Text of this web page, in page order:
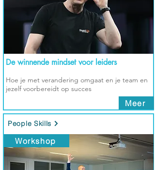
De winnende mindset voor leiders
Hoe je met verandering omgaat en je team en
jezelf voorbereidt op succes
Meer
People Skills
Workshop